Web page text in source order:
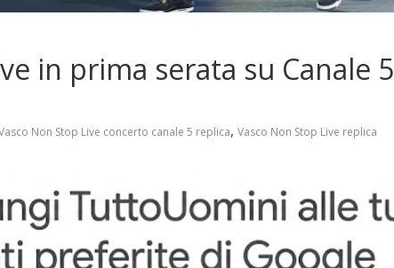
in prima serata su Canale 5
Non Stop Live concerto canale 5 replica, Vasco Non Stop Live replica